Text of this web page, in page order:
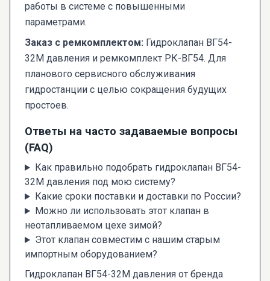
работы в системе с повышенными
параметрами.
Заказ с ремкомплектом: Гидроклапан ВГ54-
32М давления и ремкомплект РК-ВГ54. Для
планового сервисного обслуживания
гидростанции с целью сокращения будущих
простоев.
Ответы на часто задаваемые вопросы
(FAQ)
Как правильно подобрать гидроклапан ВГ54-
32М давления под мою систему?
Какие сроки поставки и доставки по России?
Можно ли использовать этот клапан в
неотапливаемом цехе зимой?
Этот клапан совместим с нашим старым
импортным оборудованием?
Гидроклапан ВГ54-32М давления от бренда